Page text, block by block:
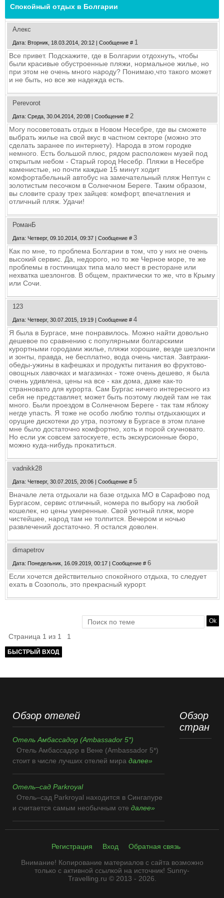
Спокойный отдых в Болгарии
Алекс
Дата: Вторник, 18.03.2014, 20:12 | Сообщение # 1
Все привет. Подскажите, где в Болгарии отдохнуть, чтобы
были красивые обустроенные пляжи, нормальное жилье, но
при этом не очень много народу? Понимаю,что такого может
и не быть, но все же надежда есть.
Perevorot
Дата: Среда, 30.04.2014, 20:08 | Сообщение # 2
Могу посоветовать отдых в Новом Несебре, где вы сможете
выбрать жилье на свой вкус в частном секторе (можно это
сделать заранее по интернету). Народа в этом городке
немного. Есть большой плюс, рядом расположен музей под
открытым небом - Старый город Несебр. Пляжи в Несебре
каменистые, но почти каждые 15 минут ходит
комфортабельный автобус на замечательный пляж Нептун с
золотистым песочком в Солнечном Береге. Таким образом,
вы словите сразу трех зайцев: комфорт, впечатления и
отличный пляж. Удачи!
РоманБ
Дата: Четверг, 09.10.2014, 09:37 | Сообщение # 3
Как по мне, то проблема Болгарии в том, что у них не очень
высокий сервис. Да, недорого, но то же Черное море, те же
проблемы в гостиницах типа мало мест в ресторане или
нехватка шезлонгов. В общем, практически то же, что в Крыму
или Сочи.
123
Дата: Четверг, 30.07.2015, 19:19 | Сообщение # 4
Я была в Бургасе, мне понравилось. Можно найти довольно
дешевое по сравнению с популярными болгарскими
курортными городами жилье, пляжи хорошие, везде шезлонги
и зонты, правда, не бесплатно, вода очень чистая. Завтраки-
обеды-ужины в кафешках и продукты питания во фруктово-
овощных лавочках и магазинах - тоже очень дешево, я была
очень удивлена, цены на все - как дома, даже как-то
странновато для курорта. Сам Бургас ничего интересного из
себя не представляет, может быть поэтому людей там не так
много. Были проездом в Солнечном Береге - так там яблоку
негде упасть. Я тоже не особо люблю толпы отдыхающих и
орущие дискотеки до утра, поэтому в Бургасе в этом плане
мне было достаточно комфортно, хоть и порой скучновато.
Но если уж совсем затоскуете, есть экскурсионные бюро,
можно куда-нибудь прокатиться.
vadnikk28
Дата: Четверг, 30.07.2015, 20:06 | Сообщение # 5
Вначале лета отдыхали на базе отдыха МО в Сарафово под
Бургасом, сервис отличный, номера по выбору на любой
кошелек, но цены умеренные. Свой уютный пляж, море
чистейшее, народ там не толпится. Вечером и ночью
развлечений достаточно. Я остался доволен.
dimapetrov
Дата: Понедельник, 16.09.2019, 00:17 | Сообщение # 6
Если хочется действительно спокойного отдыха, то следует
ехать в Созополь, это прекрасный курорт.
Страница 1 из 1 1
Обзор отелей
Отель Амбассадор (Ambassador 5*)
Отель Амбассадор в Вене (Ambassador 5*)
стоит в числе лучших отелей мира далее»
Отель–сад Parkroyal
Отель–сад Parkroyal находится в Сингапуре
и считается самым необычным оте далее»
Обзор
стран
Регистрация Вход
Обратная связь
Внимание! Копирование материалов с сайта возможно
только с активной ссылкой на источник! Sunny-
Travelling.ru © 2013 - 2026